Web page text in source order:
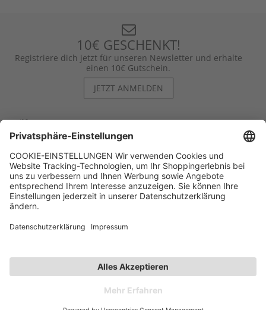
10€ GESCHENKT!
Registriere dich jetzt für unseren Newsletter und erhalte
einen 10€ Gutschein.
JETZT ANMELDEN
Hilfe
Kontakt
Kategorien
Affiliate-Partner­programm